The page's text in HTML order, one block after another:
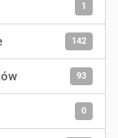
1
142
93
0